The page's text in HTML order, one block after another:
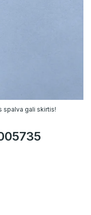
spalva gali skirtis!